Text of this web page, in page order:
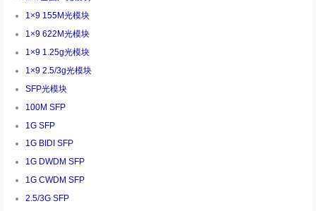
1×9 155M光模块
1×9 622M光模块
1×9 1.25g光模块
1×9 2.5/3g光模块
SFP光模块
100M SFP
1G SFP
1G BIDI SFP
1G DWDM SFP
1G CWDM SFP
2.5/3G SFP